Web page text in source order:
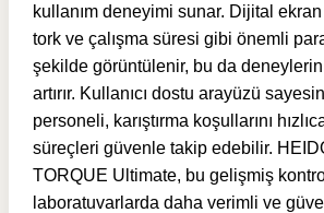
kullanım deneyimi sunar. Dijital ekran
tork ve çalışma süresi gibi önemli
şekilde görüntülenir, bu da
artırır. Kullanıcı dostu arayüzü
personeli, karıştırma koşullarını
süreçleri güvenle takip edebilir.
TORQUE Ultimate, bu gelişmiş
laboratuvarlarda daha verimli ve